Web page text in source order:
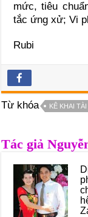
mức, tiêu
tắc ứng xử;Vi
Rubi
Từ khóa KÊ KHAI TÀI
Tác giả